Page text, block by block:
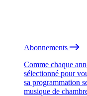
Abonnements
Comme chaque
sélectionné pour
sa programmation
musique de